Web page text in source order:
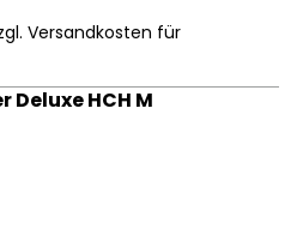
Versandkosten für
HCH M